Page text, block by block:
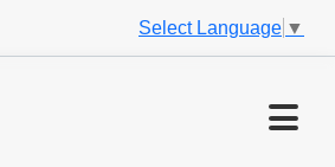
Select Language ▼